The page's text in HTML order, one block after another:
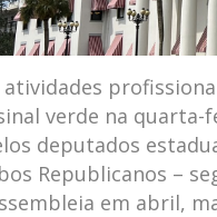
verde na
deputados
Republicanos –
em abril,